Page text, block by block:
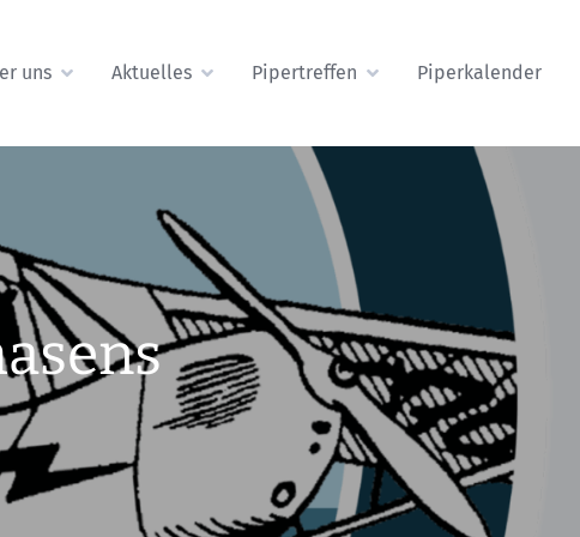
uns Aktuelles Pipertreffen Piperkalender